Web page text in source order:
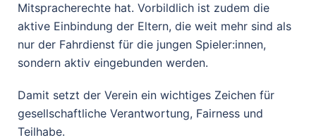
Mitspracherechte hat. Vorbildlich ist zudem die
aktive Einbindung der Eltern, die weit mehr sind als
nur der Fahrdienst für die jungen Spieler:innen,
sondern aktiv eingebunden werden.
Damit setzt der Verein ein wichtiges Zeichen für
gesellschaftliche Verantwortung, Fairness und
Teilhabe.